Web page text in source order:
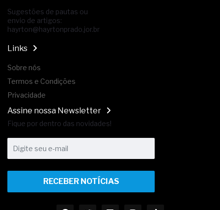
Sugestões de pautas ou
envio de artigos:
hayrton@hayrtonprado.jor.br
Links
Sobre nós
Termos e Condições
Privacidade
Assine nossa Newsletter
Fique por dentro das novidades!
RECEBER NOTÍCIAS